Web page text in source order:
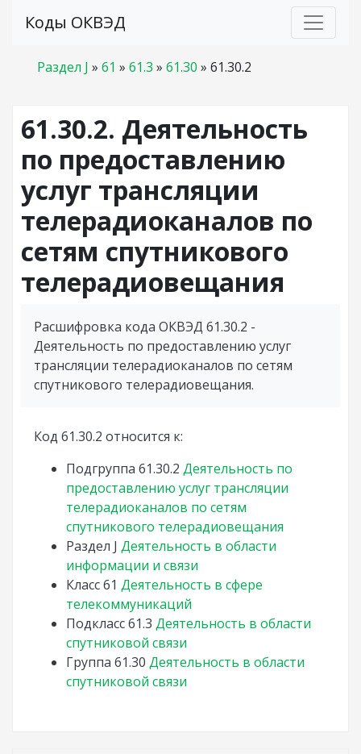
Коды ОКВЭД
Раздел J » 61 » 61.3 » 61.30 » 61.30.2
61.30.2. Деятельность
по предоставлению
услуг трансляции
телерадиоканалов по
сетям спутникового
телерадиовещания
Расшифровка кода ОКВЭД 61.30.2 -
Деятельность по предоставлению услуг
трансляции телерадиоканалов по сетям
спутникового телерадиовещания.
Код 61.30.2 относится к:
Подгруппа 61.30.2 Деятельность по
предоставлению услуг трансляции
телерадиоканалов по сетям
спутникового телерадиовещания
Раздел J Деятельность в области
информации и связи
Класс61 Деятельность в сфере
телекоммуникаций
Подкласс61.3 Деятельность в области
спутниковой связи
Группа 61.30 Деятельность в области
спутниковой связи